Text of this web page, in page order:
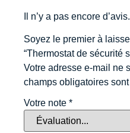
Il n’y a pas encore d’avis.
Soyez le premier à
“Thermostat de sécurité
Votre adresse e-mail ne
champs obligatoires
Votre note *